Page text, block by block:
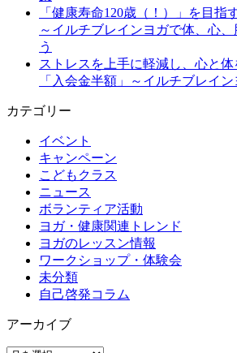
「健康寿命120歳（！）」を目指
～イルチブレインヨガで体、心
う
ストレスを上手に軽減し、心と
「入会金半額」～イルチブレイ
カテゴリー
イベント
キャンペーン
こどもクラス
ニュース
ボランティア活動
ヨガ・健康関連トレンド
ヨガのレッスン情報
ワークショップ・体験会
未分類
自己啓発コラム
アーカイブ